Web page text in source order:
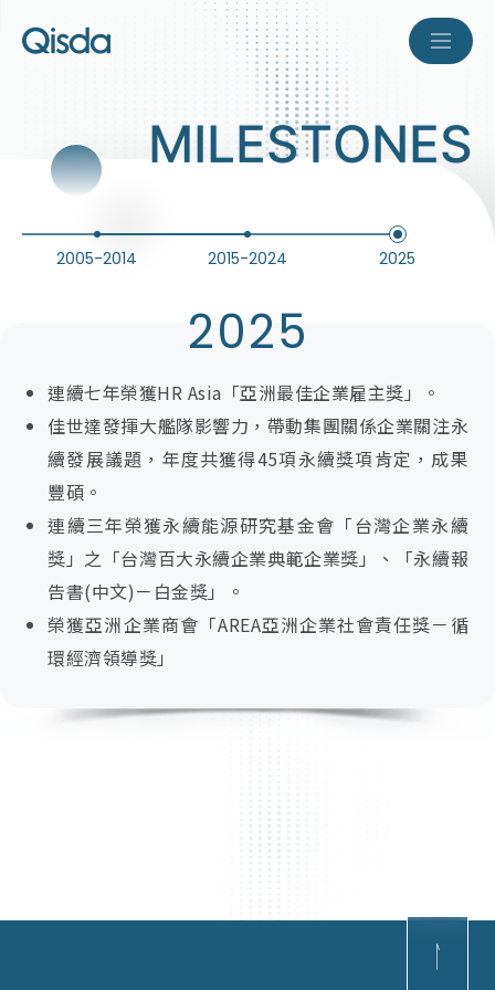
AI
MILESTONES
2005-2014 2015-2024 2025
2025
連續七年榮獲HR Asia「亞洲最佳企業雇主獎」。
佳世達發揮大艦隊影響力，帶動集團關係企業關注永
續發展議題，年度共獲得45項永續獎項肯定，成果
豐碩。
連續三年榮獲永續能源研究基金會「台灣企業永續
獎」之「台灣百大永續企業典範企業獎」、「永續報
告書(中文)－白金獎」。
榮獲亞洲企業商會「AREA亞洲企業社會責任獎－循
環經濟領導獎」
公司簡介
經營團隊
里程碑
ESG
永續績效
產品與服務
智慧解決方案
網通事業
公司治理
財務資訊
股東專欄
活動消息
最新消息
訂閱電子報
菁英招募
加入Qisda
幸福職場
成長學院
聯絡我們
繁中